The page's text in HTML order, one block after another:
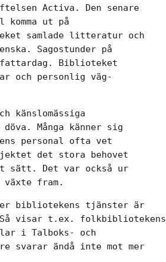
Activa. Den senare
ut på
samlade litteratur och
Sagostunder på
Biblioteket
och personlig väg-
känslomässiga
Många känner sig
personal ofta vet
det stora behovet
sätt. Det var också ur
fram.
bibliotekens tjänster är
visar t.ex. folkbibliotekens
i Talboks- och
svarar ändå inte mot mer